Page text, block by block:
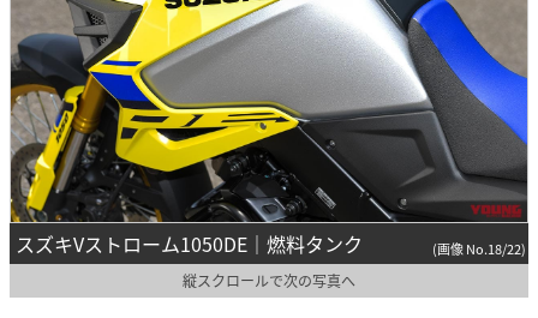
スズキVストローム1050DE｜燃料タンク (画像 No.18/22)
縦スクロールで次の写真へ